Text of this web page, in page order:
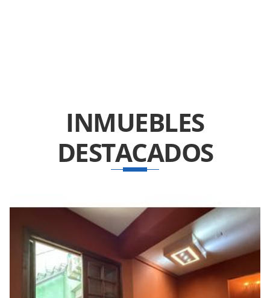
INMUEBLES
DESTACADOS